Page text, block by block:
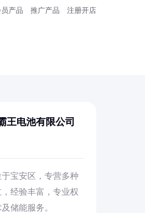
产品 推广产品 注册开店
王电池有限公司
宝安区，专营多种
经验丰富，专业权
储能服务。